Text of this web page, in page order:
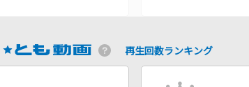
再生回数ランキング